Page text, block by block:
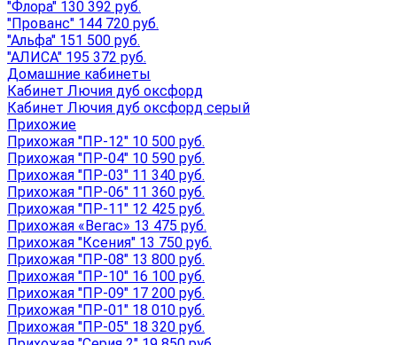
"Флора" 130 392 руб.
"Прованс" 144 720 руб.
"Альфа" 151 500 руб.
"АЛИСА" 195 372 руб.
Домашние кабинеты
Кабинет Лючия дуб оксфорд
Кабинет Лючия дуб оксфорд серый
Прихожие
Прихожая "ПР-12" 10 500 руб.
Прихожая "ПР-04" 10 590 руб.
Прихожая "ПР-03" 11 340 руб.
Прихожая "ПР-06" 11 360 руб.
Прихожая "ПР-11" 12 425 руб.
Прихожая «Вегас» 13 475 руб.
Прихожая "Ксения" 13 750 руб.
Прихожая "ПР-08" 13 800 руб.
Прихожая "ПР-10" 16 100 руб.
Прихожая "ПР-09" 17 200 руб.
Прихожая "ПР-01" 18 010 руб.
Прихожая "ПР-05" 18 320 руб.